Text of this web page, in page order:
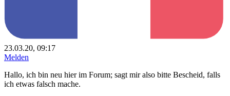
23.03.20, 09:17
Melden
Hallo, ich bin neu hier im Forum; sagt mir also bitte Bescheid, falls
ich etwas falsch mache.